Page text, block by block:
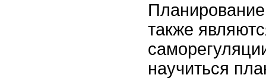
также
научиться